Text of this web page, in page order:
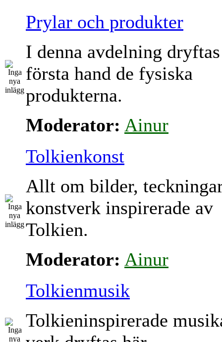
Prylar och produkter
I denna avdelning
första hand de fysiska
produkterna.
Moderator: Ainur
Tolkienkonst
Allt om bilder,
konstverk inspirerade av
Tolkien.
Moderator: Ainur
Tolkienmusik
Tolkieninspirerade